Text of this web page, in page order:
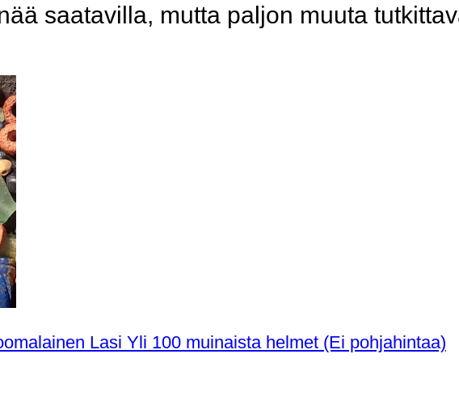
saatavilla, mutta paljon muuta
Muinaisen egyptiläisen → roomalainen Lasi Yli 100 muinaista helmet (Ei pohjahintaa)